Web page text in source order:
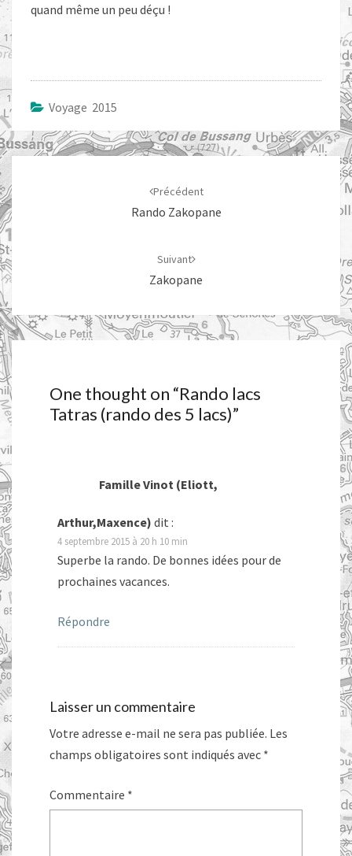
quand même un peu déçu !
Voyage 2015
d'article
Précédent
Rando Zakopane
Suivant
Zakopane
One thought on “Rando lacs
Tatras (rando des 5 lacs)”
Famille Vinot (Eliott,
Arthur,Maxence) dit :
4 septembre 2015 à 20 h 10 min
Superbe la rando. De bonnes idées pour de
prochaines vacances.
Répondre
Laisser un commentaire
Votre adresse e-mail ne sera pas publiée. Les
champs obligatoires sont indiqués avec *
Commentaire *